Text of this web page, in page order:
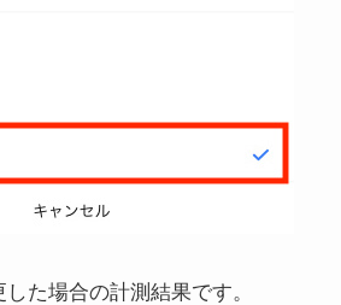
た場合の計測結果です。